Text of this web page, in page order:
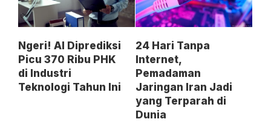
Ngeri! AI Diprediksi
Picu 370 Ribu PHK
di Industri
Teknologi Tahun Ini
24 Hari Tanpa
Internet,
Pemadaman
Jaringan Iran Jadi
yang Terparah di
Dunia